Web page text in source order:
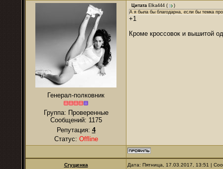
Генерал-полковник
Группа: Проверенные
Сообщений: 1175
Репутация: 4
Статус: Offline
Цитата Elka444 (
)
А я была бы благодарна, если бы темка
+1
Кроме кроссовок и вышитой
Сгущенка Дата: Пятница, 17.03.2017, 13:51 |